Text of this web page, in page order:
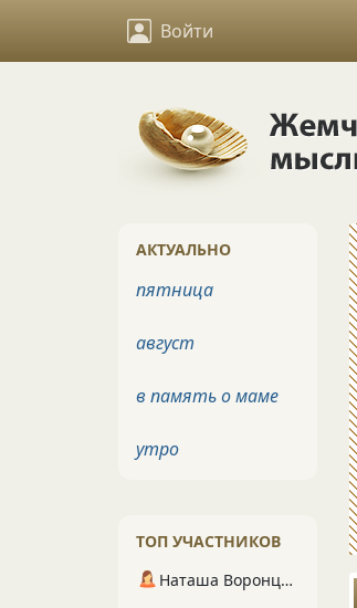
Войти
АКТУАЛЬНО
пятница
август
в память о маме
утро
ТОП УЧАСТНИКОВ
Наташа Воронцова